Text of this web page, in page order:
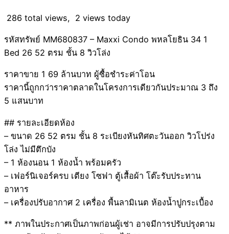
286 total views, 2 views today
รหัสทรัพย์ MM680837 – Maxxi Condo พหลโยธิน 34 1
Bed 26 52 ตรม ชั้น 8 วิวโล่ง
ราคาขาย 1 69 ล้านบาท ผู้ซื้อชำระค่าโอน
ราคานี้ถูกกว่าราคาตลาดในโครงการเดียวกันประมาณ 3 ถึง
5 แสนบาท
## รายละเอียดห้อง
– ขนาด 26 52 ตรม ชั้น 8 ระเบียงหันทิศตะวันออก วิวโปร่ง
โล่ง ไม่มีตึกบัง
– 1 ห้องนอน 1 ห้องน้ำ พร้อมครัว
– เฟอร์นิเจอร์ครบ เตียง โซฟา ตู้เสื้อผ้า โต๊ะรับประทาน
อาหาร
– เครื่องปรับอากาศ 2 เครื่อง พื้นลามิเนต ห้องน้ำปูกระเบื้อง
** ภาพในประกาศเป็นภาพก่อนผู้เช่า อาจมีการปรับปรุงตาม